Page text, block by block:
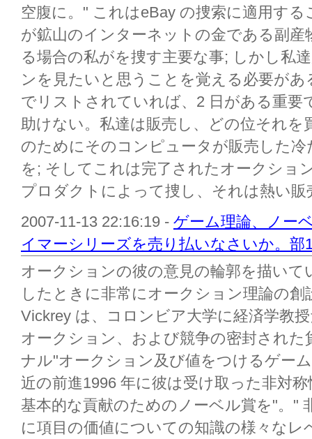
空腹に。" これはeBay の捜索に適用す
が鉱山のインターネットの金である副
る場合の私がを捜す主要な事; しかし私
ンを見たいと思うことを覚える必要が
でリストされていれば、2 日がある重要
助けない。私達は販売し、どの位それ
のためにそのコンピュータが販売した
を; そしてこれは完了されたオークショ
プロダクトによって捜し、それは熱い
2007-11-13 22:16:19 - ゲーム理論、ノー
イマーシリーズを売り払いなさいか。部
オークションの彼の意見の輪郭を描い
したときに非常にオークション理論の
Vickrey は、コロンビア大学に経済学教
オークション、および競争の密封された
ナル"オークション及び値をつけるゲー
近の前進1996 年に彼は受け取った非対
基本的な貢献のためのノーベル賞を"。"
に項目の価値についての知識の様々な